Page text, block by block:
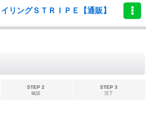
リングＳＴＲＩＰＥ【通販】
STEP 2
確認
STEP 3
完了